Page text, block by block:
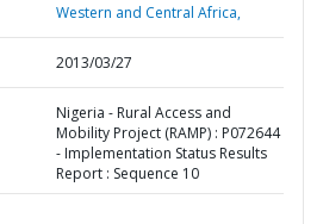
Western and Central Africa,
2013/03/27
Nigeria - Rural Access and
Mobility Project (RAMP) : P072644
- Implementation Status Results
Report : Sequence 10